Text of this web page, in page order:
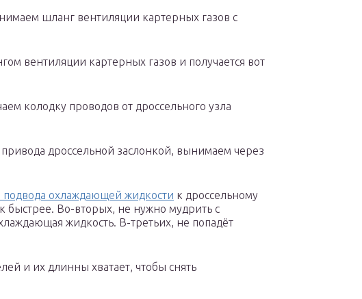
шланг вентиляции картерных газов с
вентиляции картерных газов и получается вот
колодку проводов от дроссельного узла
дроссельной заслонкой, вынимаем через
охлаждающей жидкости к дроссельному
быстрее. Во-вторых, не нужно мудрить с
жидкость. В-третьих, не попадёт
и их длинны хватает, чтобы снять